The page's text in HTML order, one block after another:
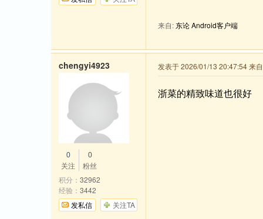
来自:东论 Android客户端
发表于 2026/01/13 20:47:54 来
浙菜的精致味道也很好
chengyi4923
0
关注
0
粉丝
积分： 32962
经验： 3442
发私信
关注TA